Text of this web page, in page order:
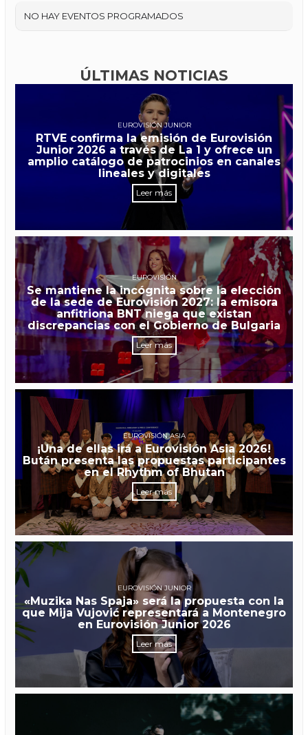
NO HAY EVENTOS PROGRAMADOS
ÚLTIMAS NOTICIAS
EUROVISIÓN JUNIOR
RTVE confirma la emisión de Eurovisión
Junior 2026 a través de La 1 y ofrece un
amplio catálogo de patrocinios en canales
lineales y digitales
Leer más
EUROVISIÓN
Se mantiene la incógnita sobre la elección
de la sede de Eurovisión 2027: la emisora
anfitriona BNT niega que existan
discrepancias con el Gobierno de Bulgaria
Leer más
EUROVISIÓN ASIA
¡Una de ellas irá a Eurovisión Asia 2026!
Bután presenta las propuestas participantes
en el Rhythm of Bhutan
Leer más
EUROVISIÓN JUNIOR
«Muzika Nas Spaja» será la propuesta con la
que Mija Vujović representará a Montenegro
en Eurovisión Junior 2026
Leer más